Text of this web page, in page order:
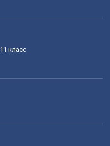
11 класс